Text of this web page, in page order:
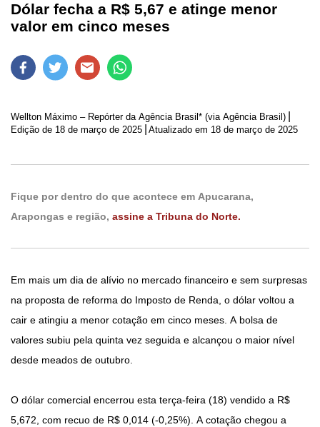
Dólar fecha a R$ 5,67 e atinge menor
valor em cinco meses
Wellton Máximo – Repórter da Agência Brasil* (via Agência Brasil)
Edição de 18 de março de 2025 Atualizado em 18 de março de 2025
Fique por dentro do que acontece em Apucarana,
Arapongas e região, assine a Tribuna do Norte.
Em mais um dia de alívio no mercado financeiro e sem surpresas
na proposta de reforma do Imposto de Renda, o dólar voltou a
cair e atingiu a menor cotação em cinco meses. A bolsa de
valores subiu pela quinta vez seguida e alcançou o maior nível
desde meados de outubro.
O dólar comercial encerrou esta terça-feira (18) vendido a R$
5,672, com recuo de R$ 0,014 (-0,25%). A cotação chegou a